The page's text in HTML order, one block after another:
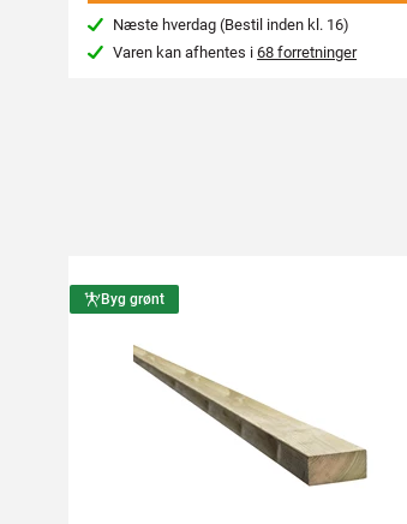
Næste hverdag (Bestil inden kl. 16)
Varen kan afhentes i68 forretninger
Byg grønt